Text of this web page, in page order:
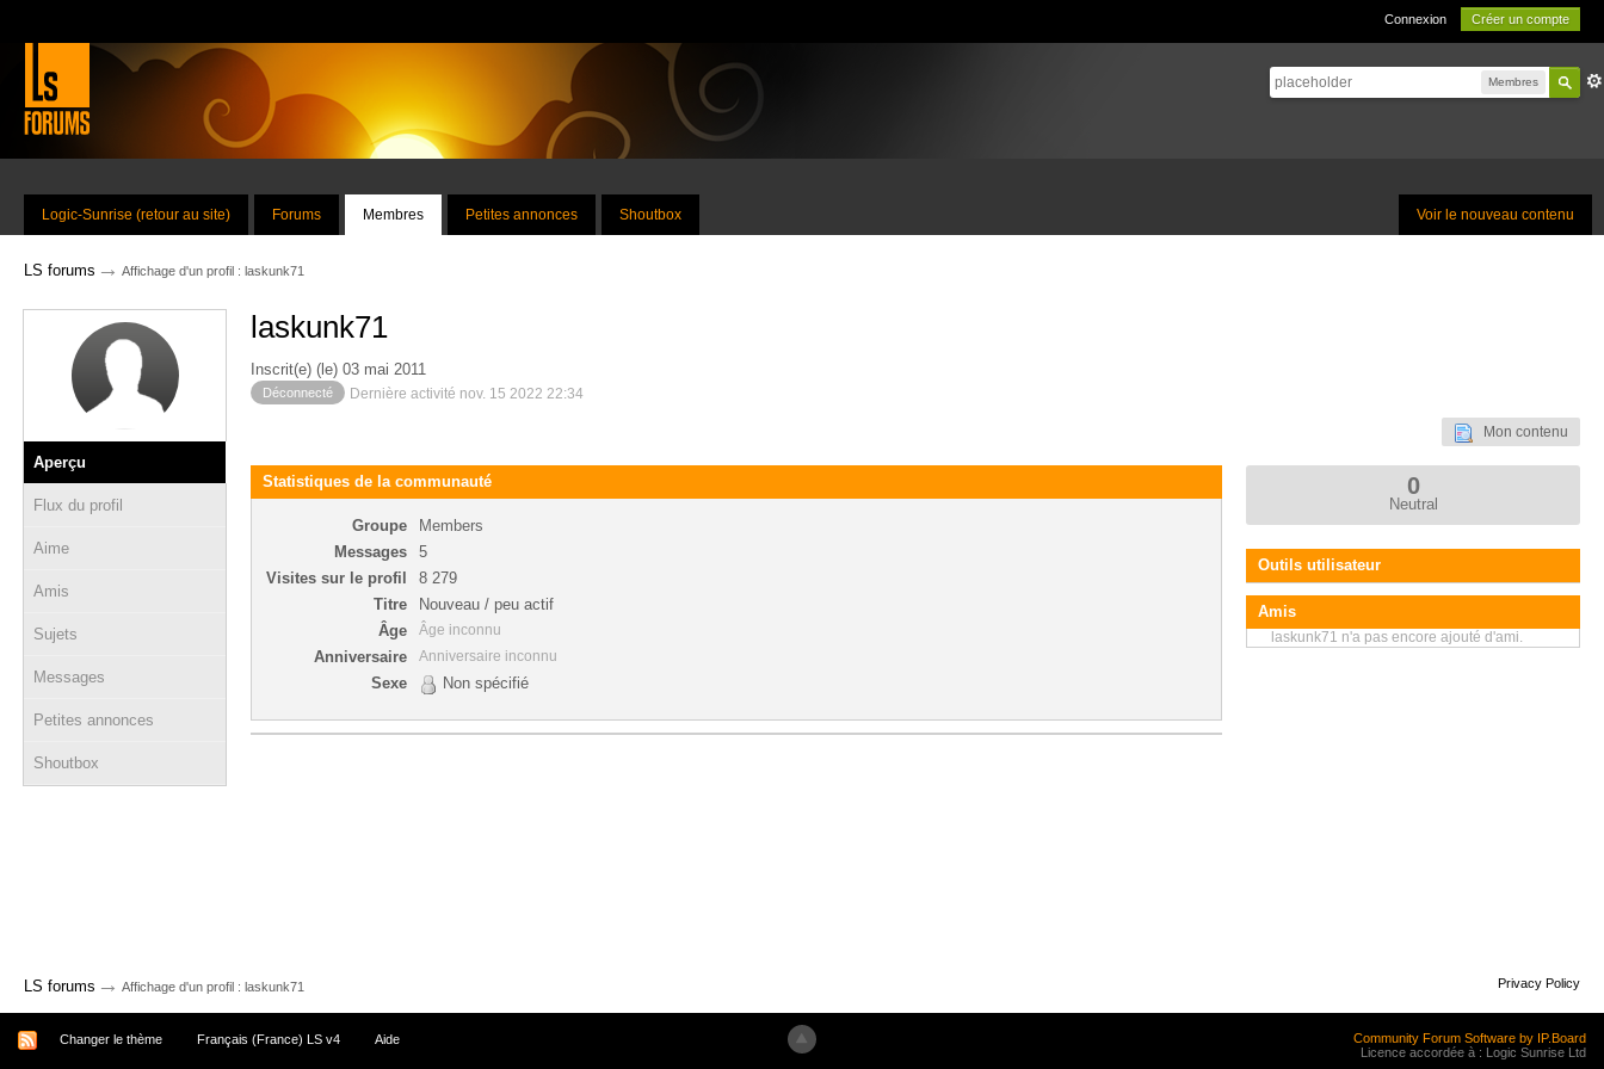
Connexion Créer un compte
Membres
Voir le nouveau contenu
Logic-Sunrise (retour au site) Forums Membres Petites annonces Shoutbox
LS forums → Affichage d'un profil : laskunk71
Aperçu
Flux du profil
Aime
Amis
Sujets
Messages
Petites annonces
Shoutbox
laskunk71
Inscrit(e) (le) 03 mai 2011
Déconnecté Dernière activité nov. 15 2022 22:34
Mon contenu
Statistiques de la communauté
Groupe
Members
Messages
5
Visites sur le profil
8 279
Titre
Nouveau / peu actif
Âge
Âge inconnu
Anniversaire Anniversaire inconnu
Sexe Non spécifié
0
Neutral
Outils utilisateur
Amis
laskunk71 n'a pas encore ajouté d'ami.
LS forums → Affichage d'un profil : laskunk71 Privacy Policy
Changer le thème Français (France) LS v4 Aide
Community Forum Software by IP.Board
Licence accordée à : Logic Sunrise Ltd